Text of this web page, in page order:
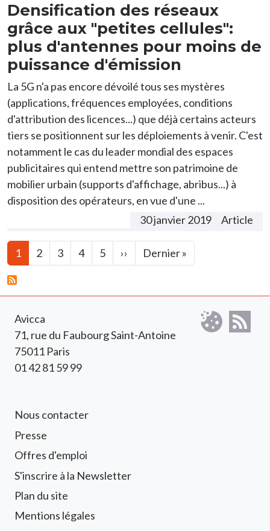
Densification des réseaux
grâce aux "petites cellules":
plus d'antennes pour moins de
puissance d'émission
La 5G n'a pas encore dévoilé tous ses mystères
(applications, fréquences employées, conditions
d'attribution des licences...) que déjà certains acteurs
tiers se positionnent sur les déploiements à venir. C'est
notamment le cas du leader mondial des espaces
publicitaires qui entend mettre son patrimoine de
mobilier urbain (supports d'affichage, abribus...) à
disposition des opérateurs, en vue d'une ...
30 janvier 2019
Article
Pagination
1 2 3 4 5 ›› Page suivante
Dernier »
Avicca
71, rue du Faubourg Saint-Antoine
75011 Paris
01 42 81 59 99
Footer 1 Avicca
Nous contacter
Presse
Offres d'emploi
S'inscrire à la Newsletter
Footer 2 Avicca
Plan du site
Mentions légales